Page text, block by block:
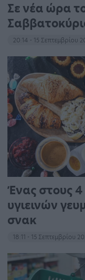
Σε νέα ώρα
20:14 - 15 Σεπτεμβρίου
Ένας στους
υγιεινών
σνακ
18:11 - 15 Σεπτεμβρίου